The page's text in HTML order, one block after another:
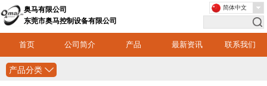
奥马有限公司
东莞市奥马控制设备有限公司
首页 公司简介 产品 最新资讯 联系我们
简体中文
产品分类